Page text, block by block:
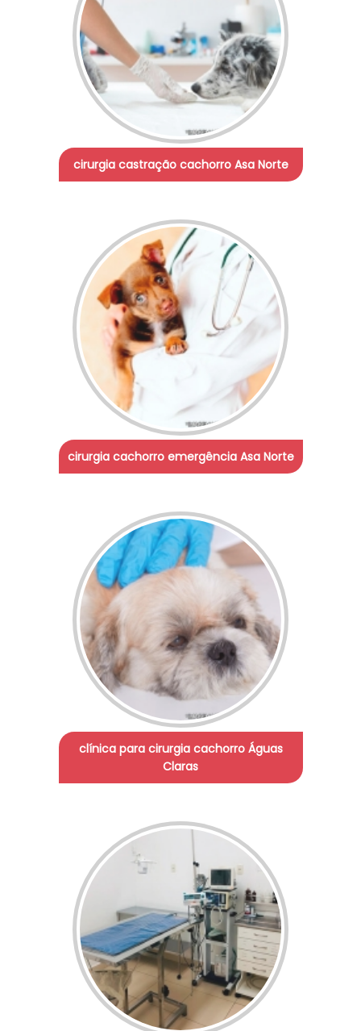
cirurgia castração cachorro Asa Norte
cirurgia cachorro emergência Asa Norte
clínica para cirurgia cachorro Águas
Claras